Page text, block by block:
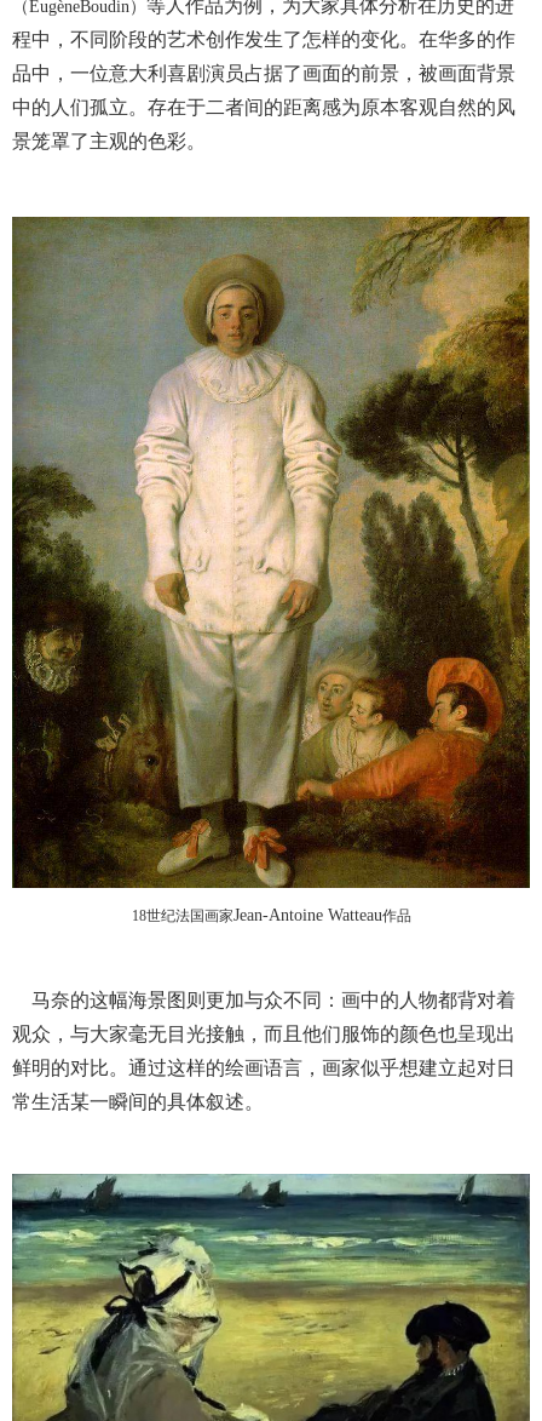
（EugèneBoudin） 等人作品为例，为大家具体分析在历史的进
程中，不同阶段的艺术创作发生了怎样的变化。在华多的作
品中，一位意大利喜剧演员占据了画面的前景，被画面背景
中的人们孤立。存在于二者间的距离感为原本客观自然的风
景笼罩了主观的色彩。
18世纪法国画家Jean-Antoine Watteau作品
马奈的这幅海景图则更加与众不同：画中的人物都背对着
观众，与大家毫无目光接触，而且他们服饰的颜色也呈现出
鲜明的对比。通过这样的绘画语言，画家似乎想建立起对日
常生活某一瞬间的具体叙述。